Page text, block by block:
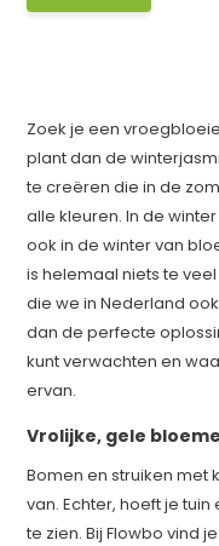
Zoek je een
plant dan de
te creëren die in de
alle kleuren. In de
ook in de winter van
is helemaal niets te
die we in Nederland
dan de perfecte
kunt verwachten en
ervan.
Vrolijke, gele
Bomen en struiken met
van. Echter, hoeft je
te zien. Bij Flowbo vind